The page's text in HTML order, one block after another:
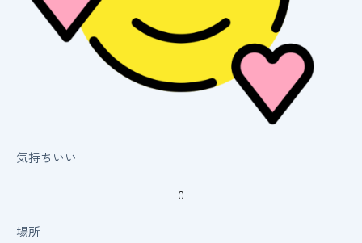
気持ちいい
0
場所